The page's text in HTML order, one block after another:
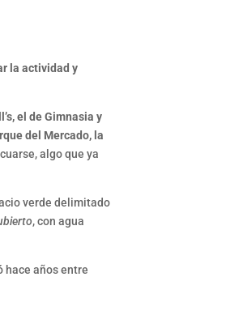
la actividad y
el de Gimnasia y
del Mercado, la
algo que ya
verde delimitado
, con agua
hace años entre